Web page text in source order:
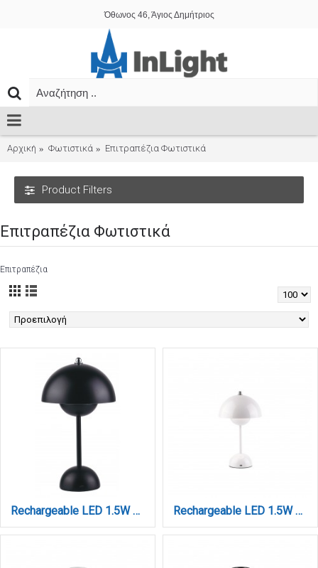
Όθωνος 46, Άγιος Δημήτριος
Αρχική Φωτιστικά Επιτραπέζια Φωτιστικά
Product Filters
Επιτραπέζια Φωτιστικά
Επιτραπέζια
Rechargeable LED 1.5W 3CCT Touch Table Lamp Black D:10x24cm (3059-Black) Rechargeable LED 1.5W 3CCT Touch Table Lamp White D:10x24cm (3059-White)